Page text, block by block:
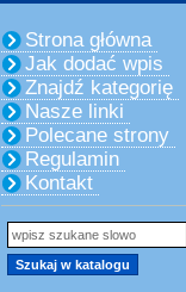
Strona główna
Jak dodać wpis
Znajdź kategorię
Nasze linki
Polecane strony
Regulamin
Kontakt